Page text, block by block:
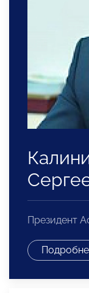
Президент